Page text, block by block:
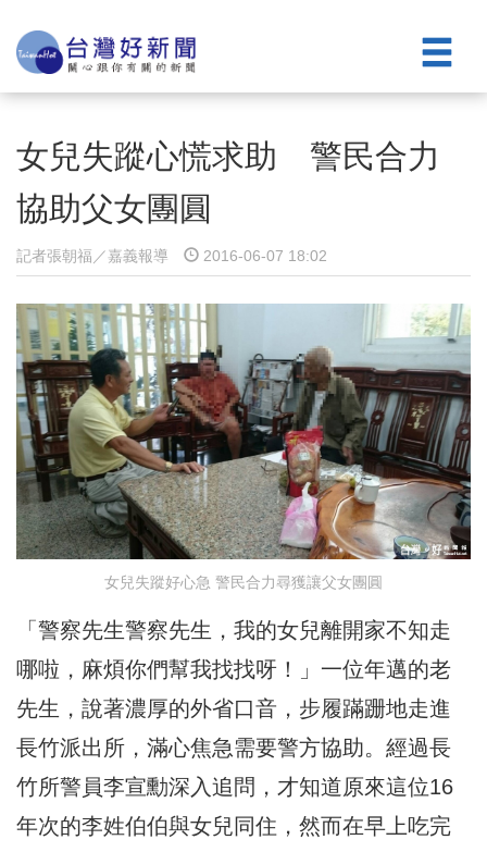
女兒失蹤心慌求助 警民合力
協助父女團圓
記者張朝福／嘉義報導 2016-06-07 18:02
女兒失蹤好心急 警民合力尋獲讓父女團圓
「警察先生警察先生，我的女兒離開家不知走
哪啦，麻煩你們幫我找找呀！」一位年邁的老
先生，說著濃厚的外省口音，步履蹣跚地走進
長竹派出所，滿心焦急需要警方協助。經過長
竹所警員李宣勳深入追問，才知道原來這位16
年次的李姓伯伯與女兒同住，然而在早上吃完